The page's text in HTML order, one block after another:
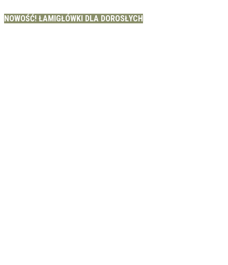
NOWOŚĆ! ŁAMIGŁÓWKI DLA DOROSŁYCH